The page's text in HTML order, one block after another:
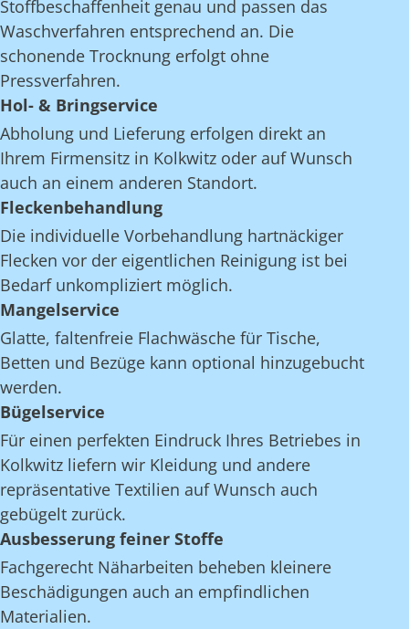
Stoffbeschaffenheit genau und passen das
Waschverfahren entsprechend an. Die
schonende Trocknung erfolgt ohne
Pressverfahren.
Hol- & Bringservice
Abholung und Lieferung erfolgen direkt an
Ihrem Firmensitz in Kolkwitz oder auf Wunsch
auch an einem anderen Standort.
Fleckenbehandlung
Die individuelle Vorbehandlung hartnäckiger
Flecken vor der eigentlichen Reinigung ist bei
Bedarf unkompliziert möglich.
Mangelservice
Glatte, faltenfreie Flachwäsche für Tische,
Betten und Bezüge kann optional hinzugebucht
werden.
Bügelservice
Für einen perfekten Eindruck Ihres Betriebes in
Kolkwitz liefern wir Kleidung und andere
repräsentative Textilien auf Wunsch auch
gebügelt zurück.
Ausbesserung feiner Stoffe
Fachgerecht Näharbeiten beheben kleinere
Beschädigungen auch an empfindlichen
Materialien.